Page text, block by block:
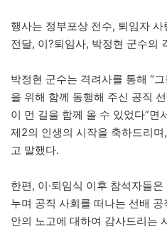
행사는 정부포상 전수, 퇴임자
전달, 이?퇴임사, 박정현 군수의
박정현 군수는 격려사를 통해 “
을 위해 함께 동행해 주신 공직
이 먼 길을 함께 올 수 있었다”면
제2의 인생의 시작을 축하드리
고 말했다.
한편, 이·퇴임식 이후 참석자들
누며 공직 사회를 떠나는 선배
안의 노고에 대하여 감사드리는